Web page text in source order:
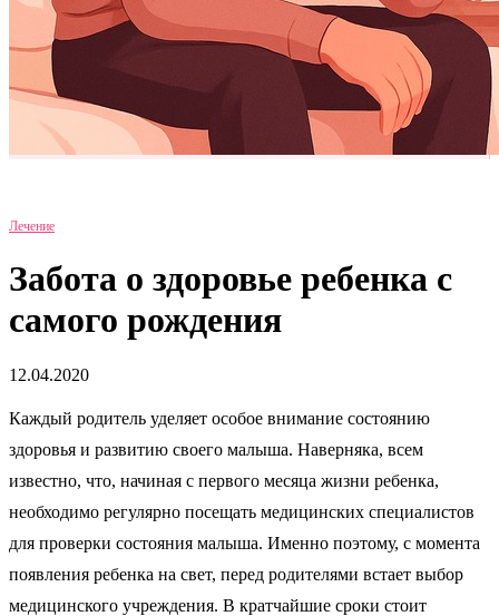
Лечение
Забота о здоровье ребенка с
самого рождения
12.04.2020
Каждый родитель уделяет особое внимание состоянию
здоровья и развитию своего малыша. Наверняка, всем
известно, что, начиная с первого месяца жизни ребенка,
необходимо регулярно посещать медицинских специалистов
для проверки состояния малыша. Именно поэтому, с момента
появления ребенка на свет, перед родителями встает выбор
медицинского учреждения. В кратчайшие сроки стоит